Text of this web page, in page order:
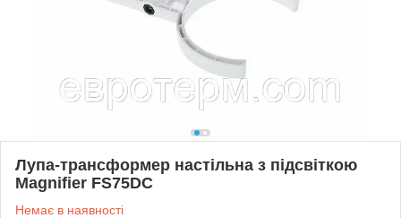
Лупа-трансформер настільна з підсвіткою
Magnifier FS75DC
Немає в наявності